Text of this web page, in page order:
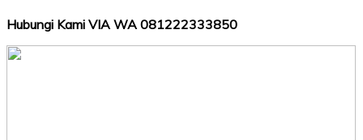
Hubungi Kami VIA WA 081222333850